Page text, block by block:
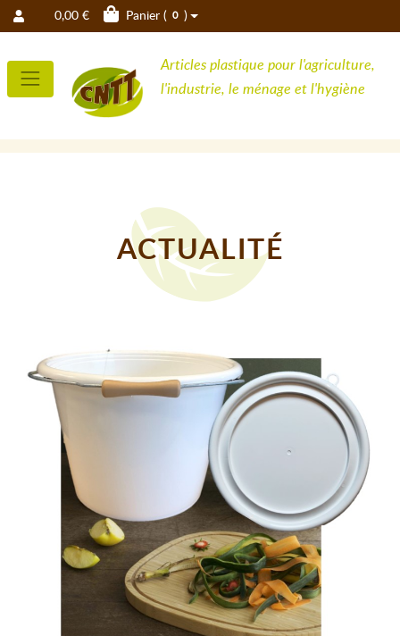
0,00 € Panier ( 0 )
Articles plastique pour l'agriculture,
l'industrie, le ménage et l'hygiène
ACTUALITÉ